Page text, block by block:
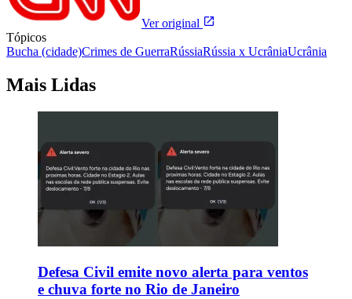
Ver original
Tópicos
Bucha (cidade)Crimes de GuerraRússiaRússia x UcrâniaUcrânia
Mais Lidas
Defesa Civil emite novo alerta para ventos
e chuva forte no Rio de Janeiro